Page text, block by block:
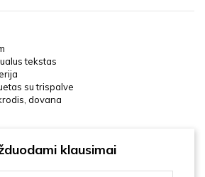
tekstas
su trispalve
dovana
klausimai